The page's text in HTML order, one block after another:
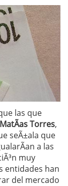
las que
MatÃ­as Torres,
seÃ±ala que
a las
muy
entidades han
del mercado